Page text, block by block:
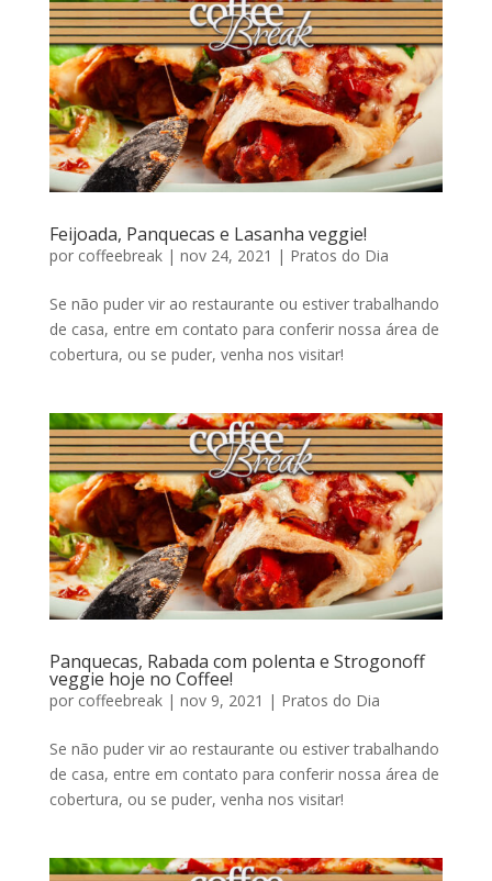
Feijoada, Panquecas e Lasanha veggie!
por coffeebreak| nov 24, 2021 | Pratos do Dia
Se não puder vir ao restaurante ou estiver trabalhando
de casa, entre em contato para conferir nossa área de
cobertura, ou se puder, venha nos visitar!
Panquecas, Rabada com polenta e Strogonoff
veggie hoje no Coffee!
por coffeebreak| nov 9, 2021 | Pratos do Dia
Se não puder vir ao restaurante ou estiver trabalhando
de casa, entre em contato para conferir nossa área de
cobertura, ou se puder, venha nos visitar!